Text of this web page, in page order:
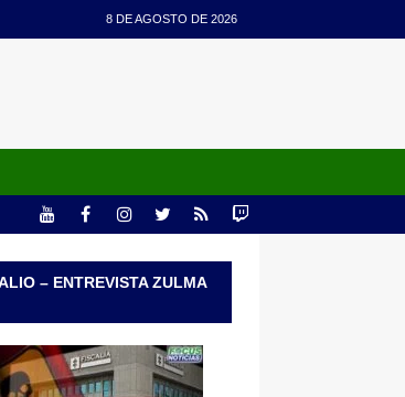
8 DE AGOSTO DE 2026
– ENTREVISTA ZULMA